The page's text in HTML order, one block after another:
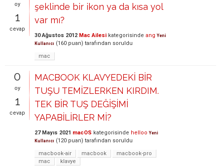
oy
1
cevap
şeklinde bir ikon ya da kısa yol
var mı?
30 Ağustos 2012 Mac Ailesi kategorisinde ang Yeni
Kullanıcı (160 puan) tarafından soruldu
mac
0
oy
1
cevap
MACBOOK KLAVYEDEKİ BİR
TUŞU TEMİZLERKEN KIRDIM.
TEK BİR TUŞ DEĞİŞİMİ
YAPABİLİRLER Mİ?
27 Mayıs 2021 macOS kategorisinde helloo Yeni
Kullanıcı (120 puan) tarafından soruldu
macbook-air
macbook
macbook-pro
mac
klavye